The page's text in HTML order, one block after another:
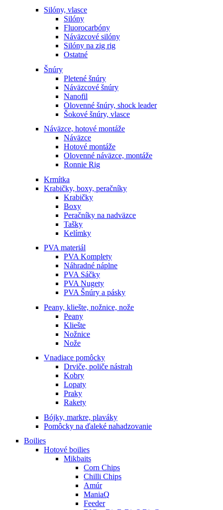
Silóny, vlasce
Silóny
Fluorocarbóny
Náväzcové silóny
Silóny na zig rig
Ostatné
Šnúry
Pletené šnúry
Náväzcové šnúry
Nanofil
Olovenné šnúry, shock leader
Šokové šnúry, vlasce
Náväzce, hotové montáže
Náväzce
Hotové montáže
Olovenné náväzce, montáže
Ronnie Rig
Krmítka
Krabičky, boxy, peračníky
Krabičky
Boxy
Peračníky na nadväzce
Tašky
Kelímky
PVA materiál
PVA Komplety
Náhradné náplne
PVA Sáčky
PVA Nugety
PVA Šnúry a pásky
Peany, kliešte, nožnice, nože
Peany
Kliešte
Nožnice
Nože
Vnadiace pomôcky
Drviče, poliče nástrah
Kobry
Lopaty
Praky
Rakety
Bójky, markre, plaváky
Pomôcky na ďaleké nahadzovanie
Boilies
Hotové boilies
Mikbaits
Corn Chips
Chilli Chips
Amúr
ManiaQ
Feeder